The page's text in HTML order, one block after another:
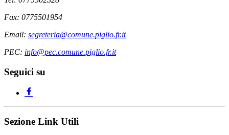
Fax: 0775501954
Email: segreteria@comune.piglio.fr.it
PEC: info@pec.comune.piglio.fr.it
Seguici su
Sezione Link Utili